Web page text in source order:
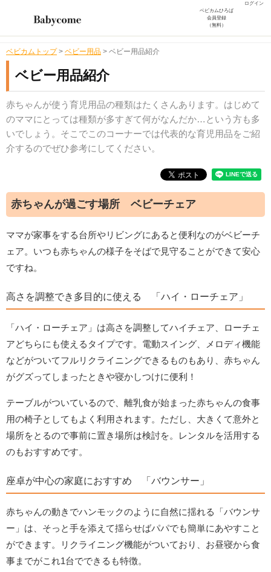
ログイン
ベビカムひろば
会員登録
（無料）
ベビカムトップ> ベビー用品 > ベビー用品紹介
ベビー用品紹介
赤ちゃんが使う育児用品の種類はたくさんあります。はじめて
のママにとっては種類が多すぎて何がなんだか…という方も多
いでしょう。そこでこのコーナーでは代表的な育児用品をご紹
介するのでぜひ参考にしてください。
赤ちゃんが過ごす場所 ベビーチェア
ママが家事をする台所やリビングにあると便利なのがベビーチ
ェア。いつも赤ちゃんの様子をそばで見守ることができて安心
ですね。
高さを調整でき多目的に使える 「ハイ・ローチェア」
「ハイ・ローチェア」は高さを調整してハイチェア、ローチェ
アどちらにも使えるタイプです。電動スイング、メロディ機能
などがついてフルリクライニングできるものもあり、赤ちゃん
がグズってしまったときや寝かしつけに便利！
テーブルがついているので、離乳食が始まった赤ちゃんの食事
用の椅子としてもよく利用されます。ただし、大きくて意外と
場所をとるので事前に置き場所は検討を。レンタルを活用する
のもおすすめです。
座卓が中心の家庭におすすめ 「バウンサー」
赤ちゃんの動きでハンモックのように自然に揺れる「バウンサ
ー」は、そっと手を添えて揺らせばパパでも簡単にあやすこと
ができます。リクライニング機能がついており、お昼寝から食
事までがこれ1台でできるも特徴。